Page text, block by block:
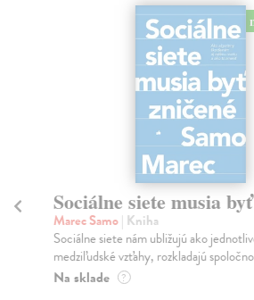
Sociálne siete musia
Marec Samo| Kniha
Sociálne siete nám ubližujú ako
medziľudské vzťahy, rozkladajú
Na sklade ?